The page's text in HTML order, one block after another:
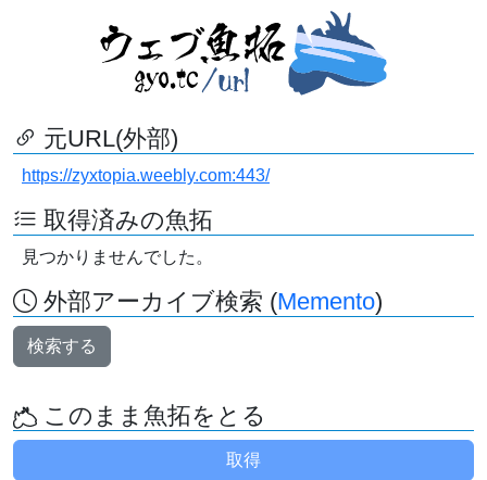
元URL(外部)
https://zyxtopia.weebly.com:443/
取得済みの魚拓
見つかりませんでした。
外部アーカイブ検索 (Memento)
検索する
このまま魚拓をとる